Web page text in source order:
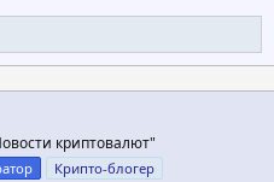
криптовалют"
Крипто-блогер